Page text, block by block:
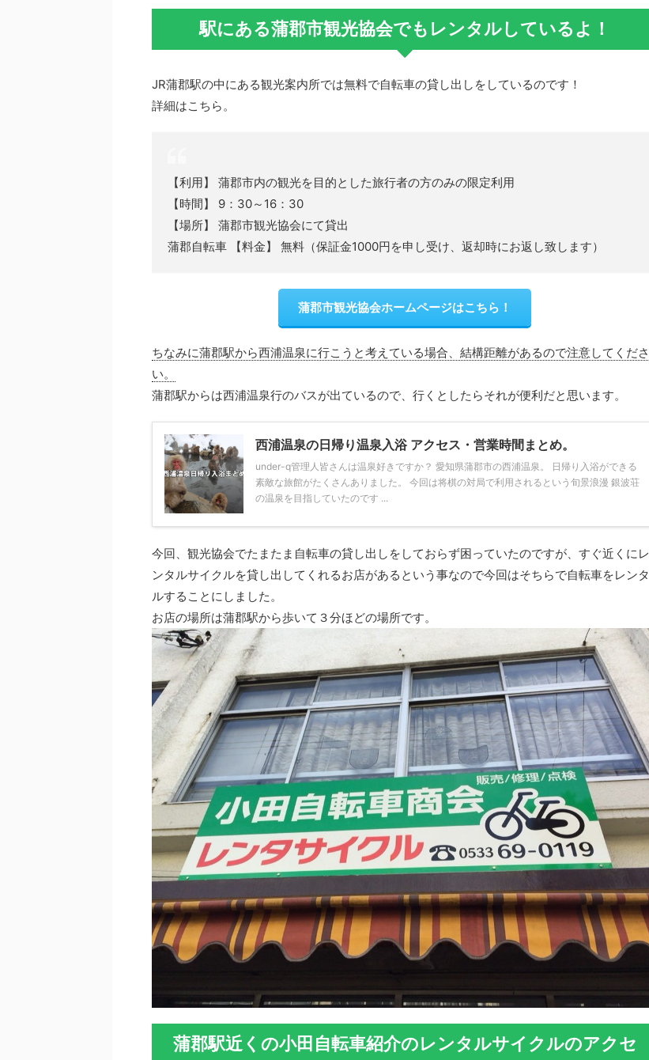
駅にある蒲郡市観光協会でもレンタルしているよ！
JR蒲郡駅の中にある観光案内所では無料で自転車の貸し出しをしているのです！
詳細はこちら。
【利用】 蒲郡市内の観光を目的とした旅行者の方のみの限定利用
【時間】 9：30～16：30
【場所】 蒲郡市観光協会にて貸出
蒲郡自転車 【料金】 無料（保証金1000円を申し受け、返却時にお返し致します）
蒲郡市観光協会ホームページはこちら！
ちなみに蒲郡駅から西浦温泉に行こうと考えている場合、結構距離があるので注意してくださ
い。
蒲郡駅からは西浦温泉行のバスが出ているので、行くとしたらそれが便利だと思います。
西浦温泉の日帰り温泉入浴 アクセス・営業時間まとめ。
under-q管理人皆さんは温泉好きですか？ 愛知県蒲郡市の西浦温泉。 日帰り入浴ができる
素敵な旅館がたくさんありました。 今回は将棋の対局で利用されるという旬景浪漫 銀波荘
の温泉を目指していたのです ...
今回、観光協会でたまたま自転車の貸し出しをしておらず困っていたのですが、すぐ近くにレ
ンタルサイクルを貸し出してくれるお店があるという事なので今回はそちらで自転車をレンタ
ルすることにしました。
お店の場所は蒲郡駅から歩いて３分ほどの場所です。
蒲郡駅近くの小田自転車紹介のレンタルサイクルのアクセ